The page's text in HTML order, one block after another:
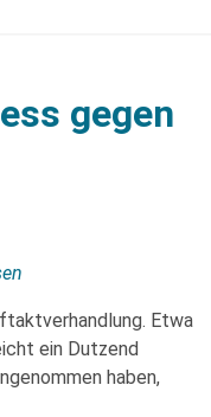
gegen
Etwa
ein Dutzend
haben,